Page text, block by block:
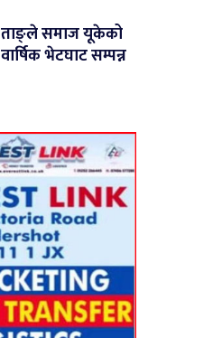
ताङ्ले समाज यूकेको
वार्षिक भेटघाट सम्पन्न